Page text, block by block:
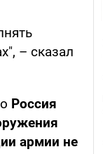
– сказал
Россия
армии не